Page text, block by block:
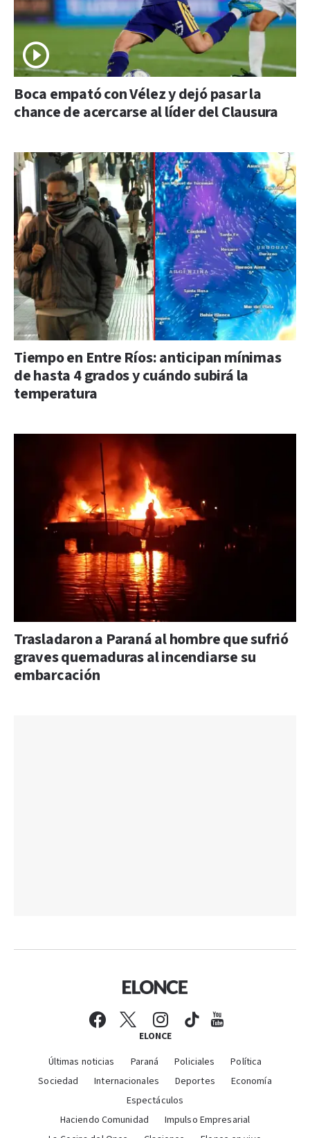
Boca empató con Vélez y dejó pasar la
chance de acercarse al líder del Clausura
Tiempo en Entre Ríos: anticipan mínimas
de hasta 4 grados y cuándo subirá la
temperatura
Trasladaron a Paraná al hombre que sufrió
graves quemaduras al incendiarse su
embarcación
ELONCE
Últimas noticias Paraná Policiales
Política
Sociedad
Internacionales Deportes
Economía
Espectáculos
Haciendo Comunidad
Impulso Empresarial